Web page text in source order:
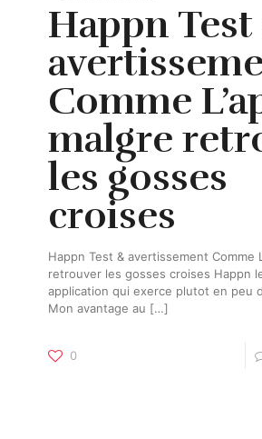
Happn
Comme
malgre
les gosses
croises
Happn Test & avertissement Comme
retrouver les gosses croises Happn
application qui exerce plutot en peu
Mon avantage au […]
0